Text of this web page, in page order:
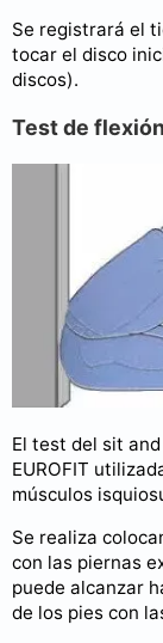
Se registrará el
tocar el disco
discos).
Test de
El test del sit
EUROFIT
músculos
Se realiza
con las piernas
puede alcanzar
de los pies con